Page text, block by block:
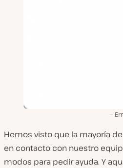
Hemos visto que la mayoría
en contacto con nuestro
modos para pedir ayuda. Y